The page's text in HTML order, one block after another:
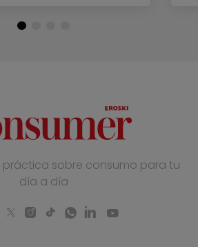
práctica sobre consumo para tu
día a día